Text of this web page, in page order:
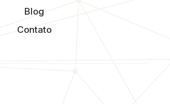
Blog
Contato